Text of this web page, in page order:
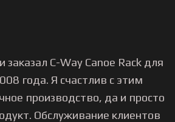
заказал C-Way Canoe Rack для
года. Я счастлив с этим
производство, да и просто
Обслуживание клиентов